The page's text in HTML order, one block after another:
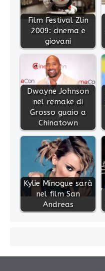
Film Festival Zlin
2009: cinema e
giovani
Dwayne Johnson
nel remake di
Grosso guaio a
Chinatown
Kylie Minogue sarà
nel film San
Andreas